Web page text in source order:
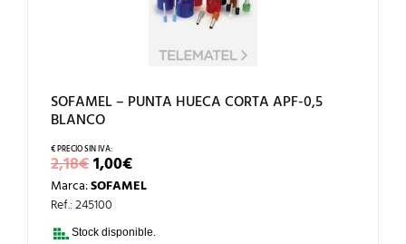
SOFAMEL – PUNTA HUECA CORTA APF-0,5
BLANCO
2,18€EL
PRECIO
ORIGINAL
ERA:
2,18€.
1,00€EL
PRECIO
ACTUAL
1,00€.
Marca:SOFAMEL
Ref.: 245100
Stock disponible.